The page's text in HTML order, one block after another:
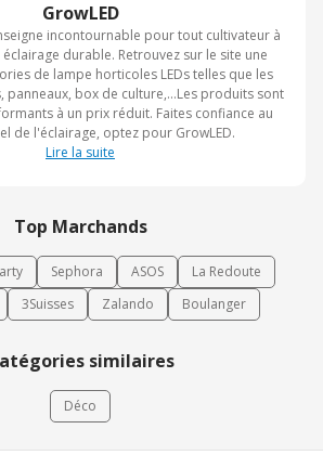
GrowLED
incontournable pour tout cultivateur à
durable. Retrouvez sur le site une
de lampe horticoles LEDs telles que les
panneaux, box de culture,...Les produits sont
à un prix réduit. Faites confiance au
de l'éclairage, optez pour GrowLED.
Lire la suite
Top Marchands
Sephora ASOS
La Redoute
3Suisses Zalando Boulanger
similaires
Déco